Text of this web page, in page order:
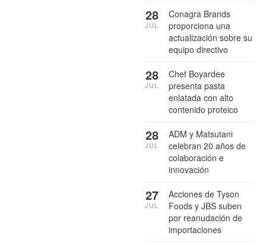
Conagra Brands
proporciona una
actualización sobre su
equipo directivo
28
JUL
Chef Boyardee
presenta pasta
enlatada con alto
contenido proteico
28
JUL
ADM y Matsutani
celebran 20 años de
colaboración e
innovación
28
JUL
Acciones de Tyson
Foods y JBS suben
por reanudación de
importaciones
27
JUL